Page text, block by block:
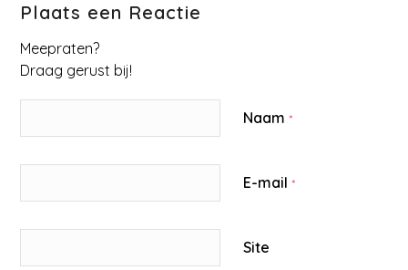
Plaats een Reactie
Meepraten?
Draag gerust bij!
Naam*
E-mail*
Site